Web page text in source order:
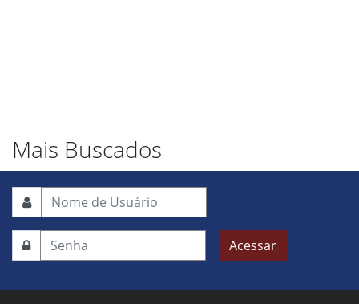
Mais Buscados
Acessar